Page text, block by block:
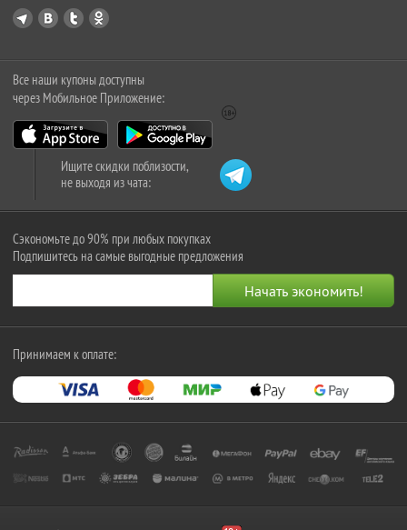
Все наши купоны доступны
через Мобильное Приложение:
Ищите скидки поблизости,
не выходя из чата:
Сэкономьте до 90% при любых покупках
Подпишитесь на самые выгодные предложения
Принимаем к оплате: